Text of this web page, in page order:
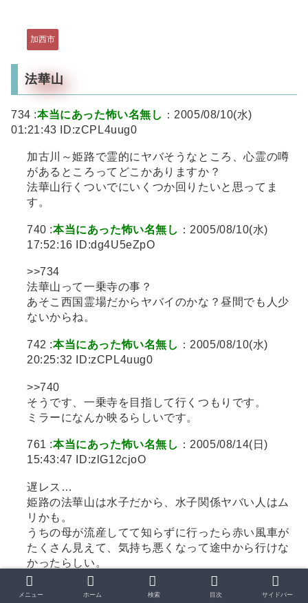
加西市
法華山
734 :本当にあった怖い名無し ：2005/08/10(水)
01:21:43 ID:zCPL4uug0
加古川～姫路で霊的にヤバそうなところ、心霊の噂
があるところってどこかありますか？
法華山行くついでにいくつか回りたいと思ってま
す。
740 :本当にあった怖い名無し ：2005/08/10(水)
17:52:16 ID:dg4U5eZpO
>>734
法華山って一乗寺の事？
あそこ西国霊場だからヤバイのかな？昼間でも人少
ないからね。
742 :本当にあった怖い名無し ：2005/08/10(水)
20:25:32 ID:zCPL4uug0
>>740
そうです、一乗寺を目指して行くつもりです。
ミラーになんか映るらしいです。
761 :本当にあった怖い名無し ：2005/08/14(日)
15:43:47 ID:zlG12cjoO
遅レス…
姫路の法華山は水子だから、水子関係ヤバい人はム
リかも。
うちの母が流産してて知らずに行ったら赤い風車が
たくさん見えて、気持ち悪くなって途中から行けな
かったらしい。
ちなみに何があるか知らずに行ってました。
メニュー ホーム 検索 目次 サイドバー